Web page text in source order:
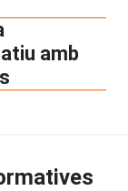
amb